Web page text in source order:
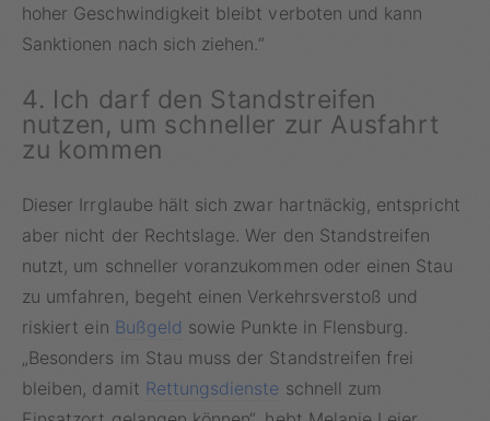
hoher Geschwindigkeit bleibt verboten und kann
Sanktionen nach sich ziehen.“
4. Ich darf den Standstreifen
nutzen, um schneller zur Ausfahrt
zu kommen
Dieser Irrglaube hält sich zwar hartnäckig, entspricht
aber nicht der Rechtslage. Wer den Standstreifen
nutzt, um schneller voranzukommen oder einen Stau
zu umfahren, begeht einen Verkehrsverstoß und
riskiert ein Bußgeld sowie Punkte in Flensburg.
„Besonders im Stau muss der Standstreifen frei
bleiben, damit Rettungsdienste schnell zum